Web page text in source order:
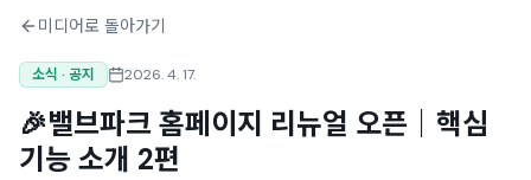
미디어로 돌아가기
소식 · 공지 2026. 4. 17.
🎉밸브파크 홈페이지 리뉴얼 오픈｜핵심
기능 소개 2편